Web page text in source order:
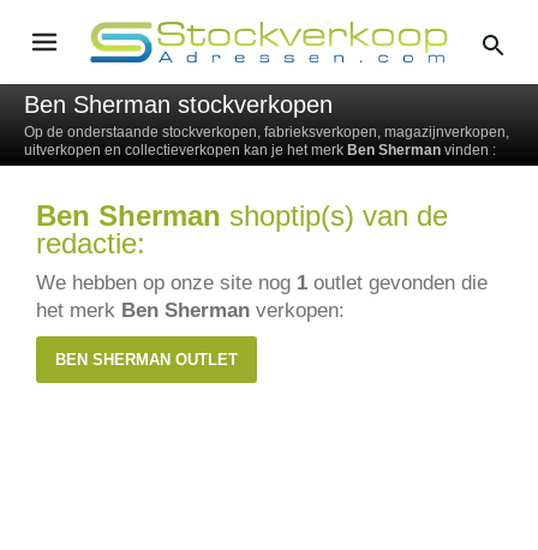
Ben Sherman stockverkopen
Op de onderstaande stockverkopen, fabrieksverkopen, magazijnverkopen,
uitverkopen en collectieverkopen kan je het merk Ben Sherman vinden :
Ben Sherman shoptip(s) van de
redactie:
We hebben op onze site nog 1 outlet gevonden die
het merk Ben Sherman verkopen:
BEN SHERMAN OUTLET